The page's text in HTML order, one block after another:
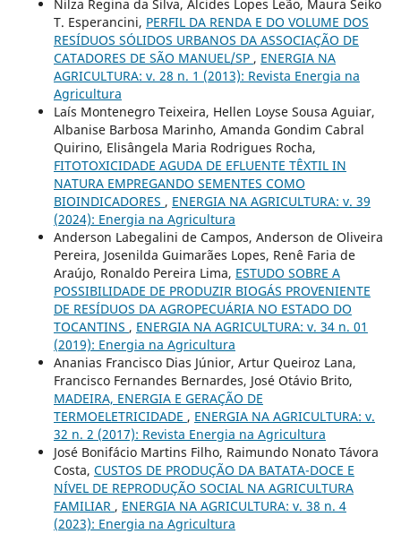
Nilza Regina da Silva, Alcides Lopes Leão, Maura Seiko
T. Esperancini, PERFIL DA RENDA E DO VOLUME DOS
RESÍDUOS SÓLIDOS URBANOS DA ASSOCIAÇÃO DE
CATADORES DE SÃO MANUEL/SP , ENERGIA NA
AGRICULTURA: v. 28 n. 1 (2013): Revista Energia na
Agricultura
Laís Montenegro Teixeira, Hellen Loyse Sousa Aguiar,
Albanise Barbosa Marinho, Amanda Gondim Cabral
Quirino, Elisângela Maria Rodrigues Rocha,
FITOTOXICIDADE AGUDA DE EFLUENTE TÊXTIL IN
NATURA EMPREGANDO SEMENTES COMO
BIOINDICADORES , ENERGIA NA AGRICULTURA: v. 39
(2024): Energia na Agricultura
Anderson Labegalini de Campos, Anderson de Oliveira
Pereira, Josenilda Guimarães Lopes, Renê Faria de
Araújo, Ronaldo Pereira Lima, ESTUDO SOBRE A
POSSIBILIDADE DE PRODUZIR BIOGÁS PROVENIENTE
DE RESÍDUOS DA AGROPECUÁRIA NO ESTADO DO
TOCANTINS , ENERGIA NA AGRICULTURA: v. 34 n. 01
(2019): Energia na Agricultura
Ananias Francisco Dias Júnior, Artur Queiroz Lana,
Francisco Fernandes Bernardes, José Otávio Brito,
MADEIRA, ENERGIA E GERAÇÃO DE
TERMOELETRICIDADE , ENERGIA NA AGRICULTURA: v.
32 n. 2 (2017): Revista Energia na Agricultura
José Bonifácio Martins Filho, Raimundo Nonato Távora
Costa, CUSTOS DE PRODUÇÃO DA BATATA-DOCE E
NÍVEL DE REPRODUÇÃO SOCIAL NA AGRICULTURA
FAMILIAR , ENERGIA NA AGRICULTURA: v. 38 n. 4
(2023): Energia na Agricultura